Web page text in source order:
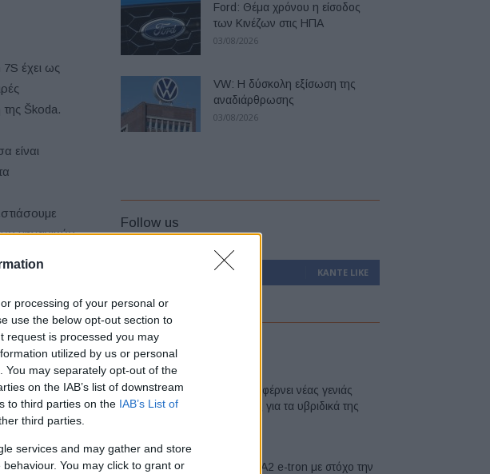
processing of your personal or
use the below opt-out section to
request is processed you may
utilized by us or personal
may separately opt-out of the
on the IAB’s list of downstream
to third parties on the IAB’s List of
third parties.
services and may gather and store
You may click to grant or
έχει ως
Škoda.
είναι
μηχανικών
ευρυχωρίας.
απτικών
τιμόνι
Ford: Θέμα χρόνου η είσοδος
των Κινέζων στις ΗΠΑ
03/08/2026
VW: Η δύσκολη εξίσωση της
αναδιάρθρωσης
03/08/2026
Follow us
Υποστηρικτές ΚΆΝΤΕ LIKE
Latest
Η Toyota φέρνει νέας γενιάς
μπαταρίες για τα υβριδικά της
Νέο Audi A2 e-tron με στόχο την